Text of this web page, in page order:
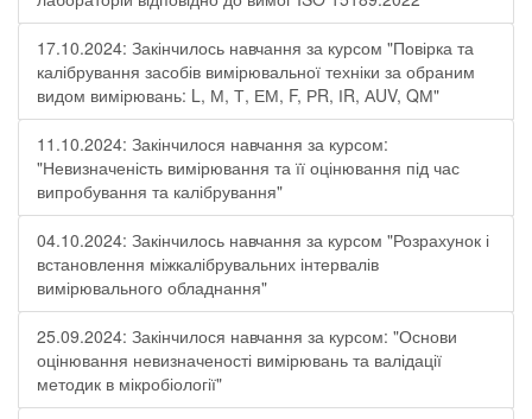
17.10.2024: Закінчилось навчання за курсом "Повірка та
калібрування засобів вимірювальної техніки за обраним
видом вимірювань: L, М, Т, ЕМ, F, РR, ІR, АUV, QМ"
11.10.2024: Закінчилося навчання за курсом:
"Невизначеність вимірювання та її оцінювання під час
випробування та калібрування"
04.10.2024: Закінчилось навчання за курсом "Розрахунок і
встановлення міжкалібрувальних інтервалів
вимірювального обладнання"
25.09.2024: Закінчилося навчання за курсом: "Основи
оцінювання невизначеності вимірювань та валідації
методик в мікробіології"